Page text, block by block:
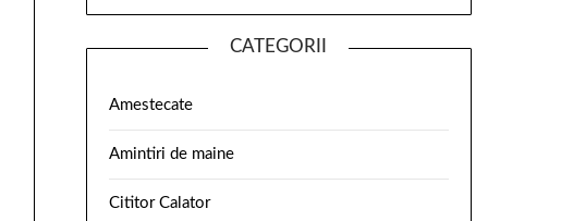
CATEGORII
Amestecate
Amintiri de maine
Cititor Calator